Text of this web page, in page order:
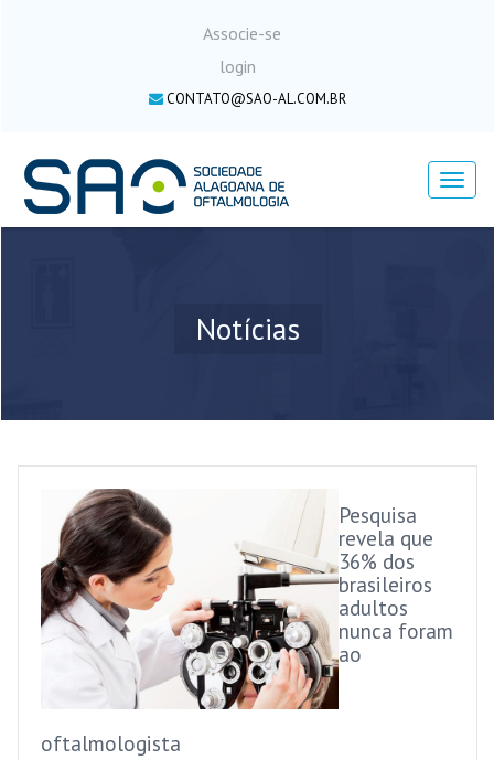
Associe-se
login
CONTATO@SAO-AL.COM.BR
Menu
Notícias
Pesquisa
revela que
36% dos
brasileiros
adultos
nunca foram
ao
oftalmologista